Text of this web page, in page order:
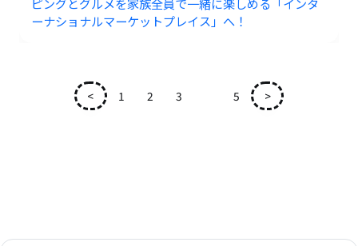
ーナショナルマーケットプレイス」へ！
< 1 2 3 5 >